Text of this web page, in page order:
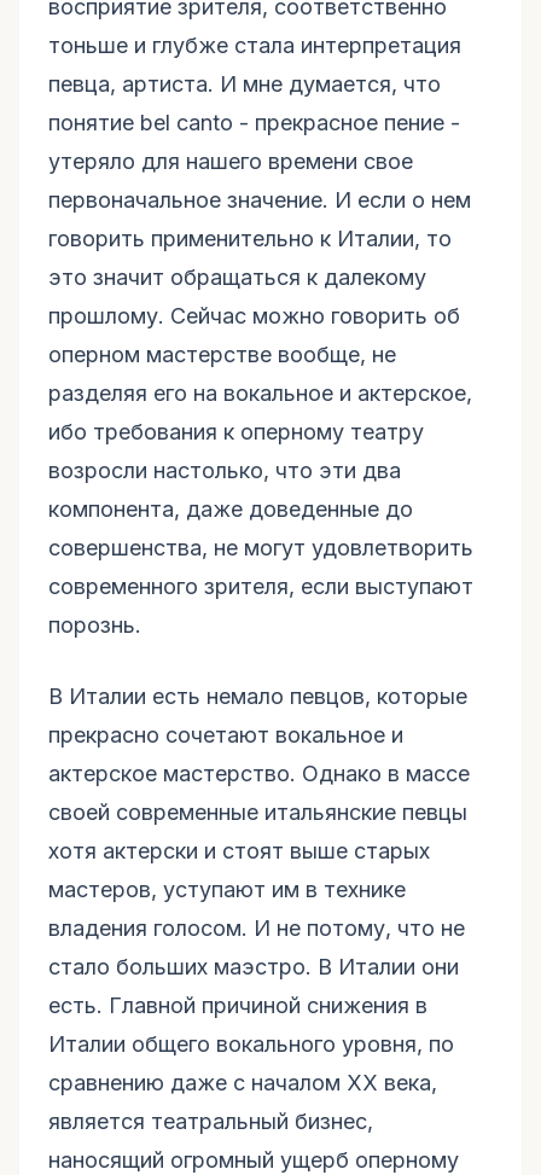
восприятие зрителя, соответственно
тоньше и глубже стала интерпретация
певца, артиста. И мне думается, что
понятие bel canto - прекрасное пение -
утеряло для нашего времени свое
первоначальное значение. И если о нем
говорить применительно к Италии, то
это значит обращаться к далекому
прошлому. Сейчас можно говорить об
оперном мастерстве вообще, не
разделяя его на вокальное и актерское,
ибо требования к оперному театру
возросли настолько, что эти два
компонента, даже доведенные до
совершенства, не могут удовлетворить
современного зрителя, если выступают
порознь.
В Италии есть немало певцов, которые
прекрасно сочетают вокальное и
актерское мастерство. Однако в массе
своей современные итальянские певцы
хотя актерски и стоят выше старых
мастеров, уступают им в технике
владения голосом. И не потому, что не
стало больших маэстро. В Италии они
есть. Главной причиной снижения в
Италии общего вокального уровня, по
сравнению даже с началом XX века,
является театральный бизнес,
наносящий огромный ущерб оперному